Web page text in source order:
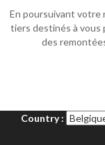
En poursuivant votre
tiers destinés à vous
des
Country :